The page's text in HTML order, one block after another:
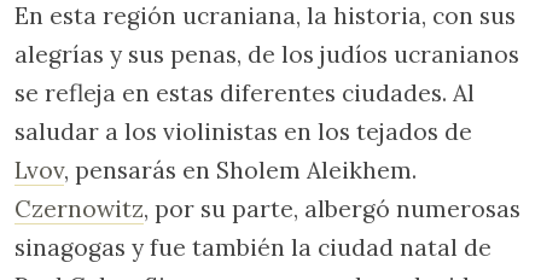
En esta región ucraniana, la historia, con sus
alegrías y sus penas, de los judíos ucranianos
se refleja en estas diferentes ciudades. Al
saludar a los violinistas en los tejados de
Lvov, pensarás en Sholem Aleikhem.
Czernowitz, por su parte, albergó numerosas
sinagogas y fue también la ciudad natal de